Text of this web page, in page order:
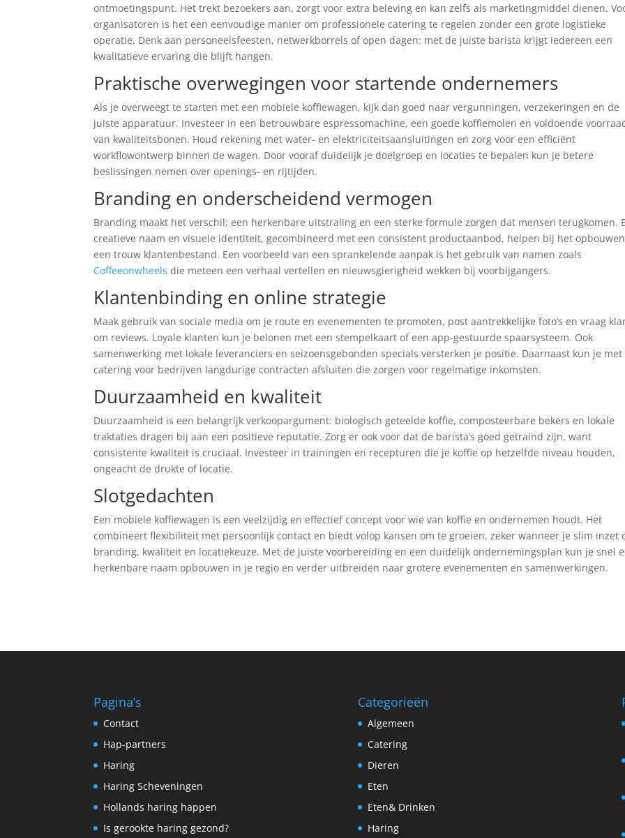
ontmoetingspunt. Het trekt bezoekers aan, zorgt voor extra beleving en kan zelfs als marketingmiddel dienen.
organisatoren is het een eenvoudige manier om professionele catering te regelen zonder een grote logistieke
operatie. Denk aan personeelsfeesten, netwerkborrels of open dagen: met de juiste barista krijgt iedereen een
kwalitatieve ervaring die blijft hangen.
Praktische overwegingen voor startende ondernemers
Als je overweegt te starten met een mobiele koffiewagen, kijk dan goed naar vergunningen, verzekeringen en de
juiste apparatuur. Investeer in een betrouwbare espressomachine, een goede koffiemolen en voldoende
van kwaliteitsbonen. Houd rekening met water- en elektriciteitsaansluitingen en zorg voor een efficiënt
workflowontwerp binnen de wagen. Door vooraf duidelijk je doelgroep en locaties te bepalen kun je betere
beslissingen nemen over openings- en rijtijden.
Branding en onderscheidend vermogen
Branding maakt het verschil; een herkenbare uitstraling en een sterke formule zorgen dat mensen terugkomen.
creatieve naam en visuele identiteit, gecombineerd met een consistent productaanbod, helpen bij het
een trouw klantenbestand. Een voorbeeld van een sprankelende aanpak is het gebruik van namen zoals
Coffeeonwheels die meteen een verhaal vertellen en nieuwsgierigheid wekken bij voorbijgangers.
Klantenbinding en online strategie
Maak gebruik van sociale media om je route en evenementen te promoten, post aantrekkelijke foto’s en vraag
om reviews. Loyale klanten kun je belonen met een stempelkaart of een app-gestuurde spaarsysteem. Ook
samenwerking met lokale leveranciers en seizoensgebonden specials versterken je positie. Daarnaast kun je met
catering voor bedrijven langdurige contracten afsluiten die zorgen voor regelmatige inkomsten.
Duurzaamheid en kwaliteit
Duurzaamheid is een belangrijk verkoopargument: biologisch geteelde koffie, composteerbare bekers en lokale
traktaties dragen bij aan een positieve reputatie. Zorg er ook voor dat de barista’s goed getraind zijn, want
consistente kwaliteit is cruciaal. Investeer in trainingen en recepturen die je koffie op hetzelfde niveau houden,
ongeacht de drukte of locatie.
Slotgedachten
Een mobiele koffiewagen is een veelzijdig en effectief concept voor wie van koffie en ondernemen houdt. Het
combineert flexibiliteit met persoonlijk contact en biedt volop kansen om te groeien, zeker wanneer je slim inzet
branding, kwaliteit en locatiekeuze. Met de juiste voorbereiding en een duidelijk ondernemingsplan kun je snel
herkenbare naam opbouwen in je regio en verder uitbreiden naar grotere evenementen en samenwerkingen.
Pagina’s
Contact
Hap-partners
Haring
Haring Scheveningen
Hollands haring happen
Is gerookte haring gezond?
Categorieën
Algemeen
Catering
Dieren
Eten
Eten& Drinken
Haring